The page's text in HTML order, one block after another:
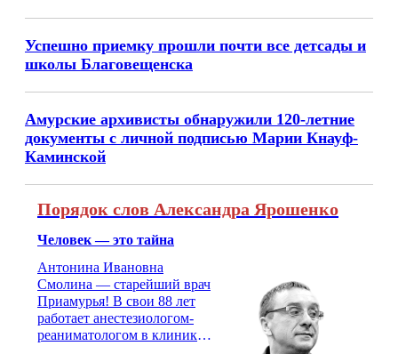
Успешно приемку прошли почти все детсады и
школы Благовещенска
Амурские архивисты обнаружили 120-летние
документы с личной подписью Марии Кнауф-
Каминской
Порядок слов Александра Ярошенко
Человек — это тайна
Антонина Ивановна
Смолина — старейший врач
Приамурья! В свои 88 лет
работает анестезиологом-
реаниматологом в клинике